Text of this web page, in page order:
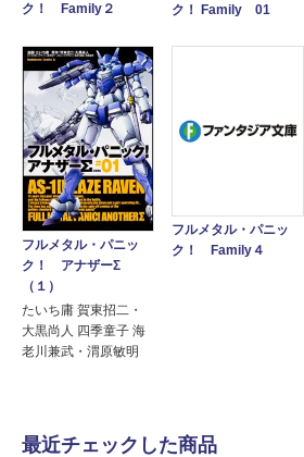
ク！ Family２
ク！ Family 01
フルメタル・パニッ
ク！ アナザーΣ
（１）
たいち庸 賀東招二・
大黒尚人 四季童子 海
老川兼武・渭原敏明
フルメタル・パニッ
ク！ Family４
最近チェックした商品